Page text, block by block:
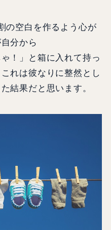
の空白を作るよう心が
分から
！」と箱に入れて持っ
れは彼なりに整然とし
結果だと思います。